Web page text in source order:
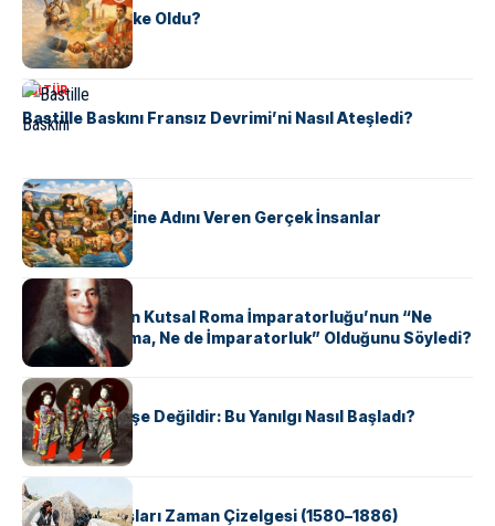
Tunus Nasıl Ülke Oldu?
KÜLTÜR
Bastille Baskını Fransız Devrimi’ni Nasıl Ateşledi?
KÜLTÜR
ABD Eyaletlerine Adını Veren Gerçek İnsanlar
KÜLTÜR
Voltaire Neden Kutsal Roma İmparatorluğu’nun “Ne
Kutsal, Ne Roma, Ne de İmparatorluk” Olduğunu Söyledi?
KÜLTÜR
Geyşalar Fahişe Değildir: Bu Yanılgı Nasıl Başladı?
KÜLTÜR
Apache Savaşları Zaman Çizelgesi (1580–1886)